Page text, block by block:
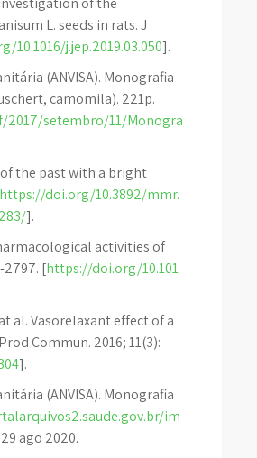
L. seeds in rats. J
10.1016/j.jep.2019.03.050].
(ANVISA). Monografia
camomila). 221p.
setembro/11/Monogra
of the past with a bright
https://doi.org/10.3892/mmr.
].
activities of
2797. [https://doi.org/10.101
al. Vasorelaxant effect of a
Commun. 2016; 11(3):
].
(ANVISA). Monografia
im
ago 2020.